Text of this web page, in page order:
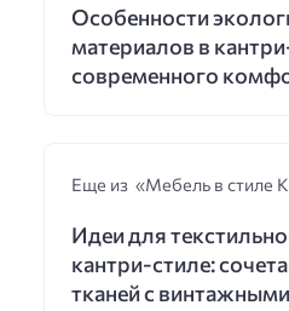
Особенности
материалов в
современного
Еще из «Мебель в стиле
Идеи для
кантри-стиле:
тканей с